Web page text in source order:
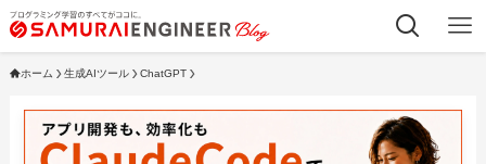
ホーム 生成AIツール ChatGPT